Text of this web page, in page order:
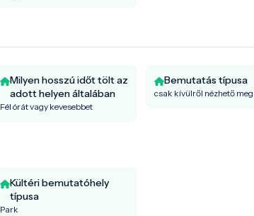
Milyen hosszú időt tölt az
adott helyen általában
Fél órát vagy kevesebbet
Bemutatás típusa
csak kívülről nézhető meg
Kültéri bemutatóhely
típusa
Park